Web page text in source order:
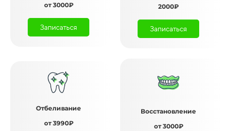
от 3000₽
Записаться
2000₽
Записаться
Отбеливание
от 3990₽
Восстановление
от 3000₽